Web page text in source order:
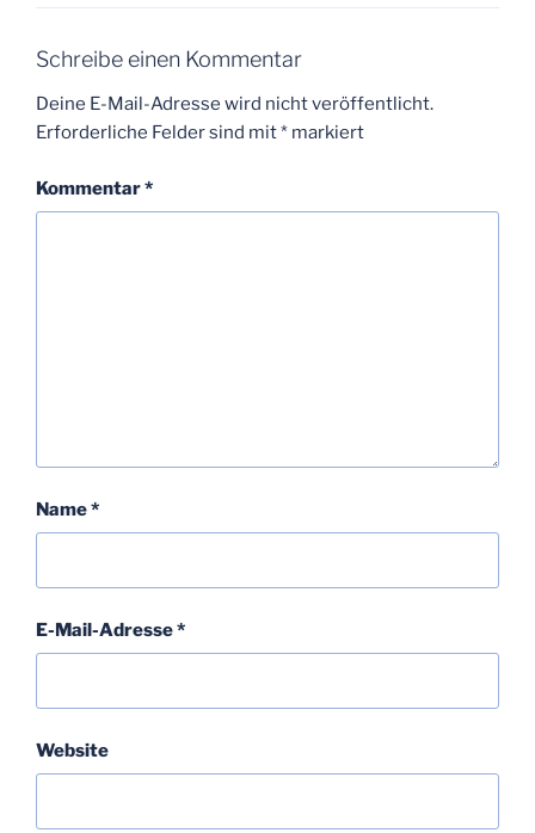
Schreibe einen Kommentar
Deine E-Mail-Adresse wird nicht veröffentlicht.
Erforderliche Felder sind mit* markiert
Kommentar*
Name*
E-Mail-Adresse*
Website